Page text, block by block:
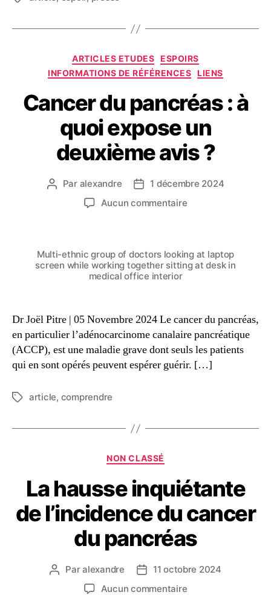
ARTICLES ETUDES ESPOIRS
INFORMATIONS DE RÉFÉRENCES
LIENS
Cancer du pancréas : à
quoi expose un
deuxième avis ?
Par alexandre
1 décembre 2024
Aucun commentaire
Multi-ethnic group of doctors looking at laptop
screen while working together sitting at desk in
medical office interior
Dr Joël Pitre | 05 Novembre 2024 Le cancer du pancréas,
en particulier l’adénocarcinome canalaire pancréatique
(ACCP), est une maladie grave dont seuls les patients
qui en sont opérés peuvent espérer guérir. […]
article, comprendre
NON CLASSÉ
La hausse inquiétante
de l’incidence du cancer
du pancréas
Paralexandre
11 octobre 2024
Aucun commentaire